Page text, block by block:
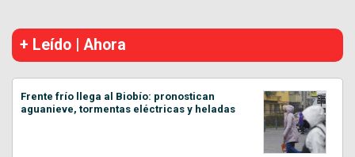
+ Leído | Ahora
Frente frío llega al Biobío: pronostican
aguanieve, tormentas eléctricas y heladas